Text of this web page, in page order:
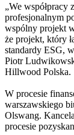
„We współpracy
profesjonalnym
wspólny projekt
że projekt, który
standardy ESG,
Piotr
Hillwood Polska.
W procesie
warszawskiego
Olswang.
procesie